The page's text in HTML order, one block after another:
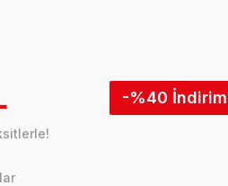
-%40